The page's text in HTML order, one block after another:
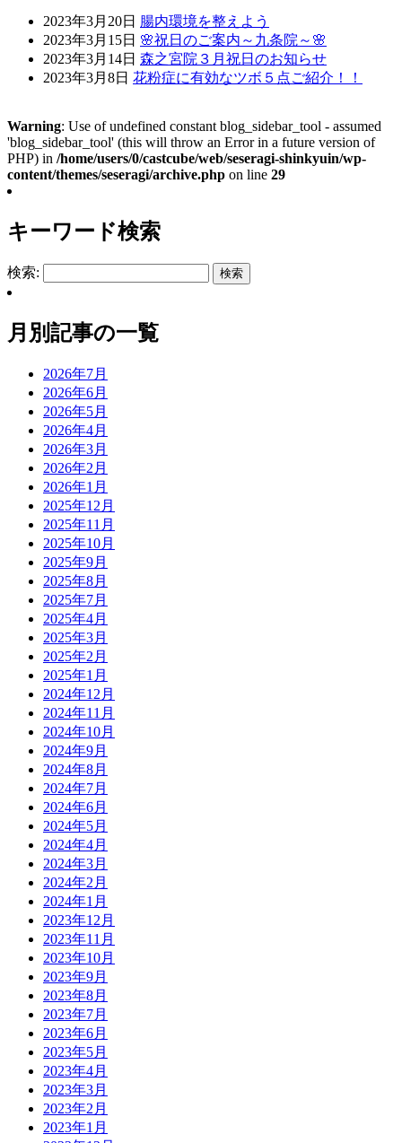
2023年3月20日 腸内環境を整えよう
2023年3月15日 🌸祝日のご案内～九条院～🌸
2023年3月14日 森之宮院３月祝日のお知らせ
2023年3月8日 花粉症に有効なツボ５点ご紹介！！
Warning: Use of undefined constant blog_sidebar_tool - assumed
'blog_sidebar_tool' (this will throw an Error in a future version of
PHP) in /home/users/0/castcube/web/seseragi-shinkyuin/wp-
content/themes/seseragi/archive.php on line 29
キーワード検索
検索:
月別記事の一覧
2026年7月
2026年6月
2026年5月
2026年4月
2026年3月
2026年2月
2026年1月
2025年12月
2025年11月
2025年10月
2025年9月
2025年8月
2025年7月
2025年4月
2025年3月
2025年2月
2025年1月
2024年12月
2024年11月
2024年10月
2024年9月
2024年8月
2024年7月
2024年6月
2024年5月
2024年4月
2024年3月
2024年2月
2024年1月
2023年12月
2023年11月
2023年10月
2023年9月
2023年8月
2023年7月
2023年6月
2023年5月
2023年4月
2023年3月
2023年2月
2023年1月